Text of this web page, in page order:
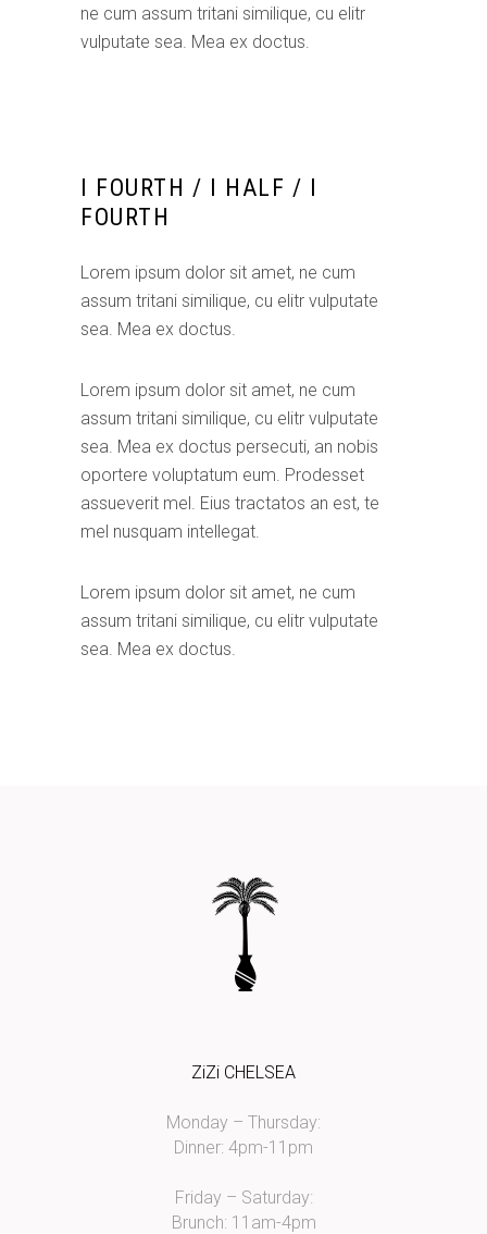
ne cum assum tritani similique, cu elitr
vulputate sea. Mea ex doctus.
I FOURTH / I HALF / I
FOURTH
Lorem ipsum dolor sit amet, ne cum
assum tritani similique, cu elitr vulputate
sea. Mea ex doctus.
Lorem ipsum dolor sit amet, ne cum
assum tritani similique, cu elitr vulputate
sea. Mea ex doctus persecuti, an nobis
oportere voluptatum eum. Prodesset
assueverit mel. Eius tractatos an est, te
mel nusquam intellegat.
Lorem ipsum dolor sit amet, ne cum
assum tritani similique, cu elitr vulputate
sea. Mea ex doctus.
ZiZi CHELSEA
Monday – Thursday:
Dinner: 4pm-11pm
Friday – Saturday:
Brunch: 11am-4pm